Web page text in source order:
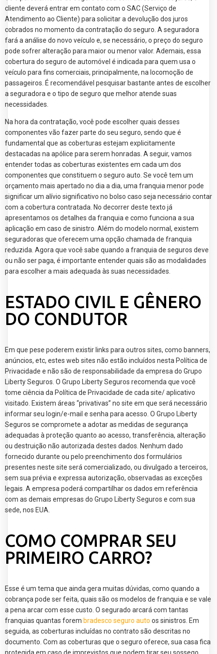
cliente deverá entrar em contato com o SAC (Serviço de
Atendimento ao Cliente) para solicitar a devolução dos juros
cobrados no momento da contratação do seguro. A seguradora
fará a análise do novo veículo e, se necessário, o preço do seguro
pode sofrer alteração para maior ou menor valor. Ademais, essa
cobertura do seguro de automóvel é indicada para quem usa o
veículo para fins comerciais, principalmente, na locomoção de
passageiros. É recomendável pesquisar bastante antes de escolher
a seguradora e o tipo de seguro que melhor atende suas
necessidades.
Na hora da contratação, você pode escolher quais desses
componentes vão fazer parte do seu seguro, sendo que é
fundamental que as coberturas estejam explicitamente
destacadas na apólice para serem honradas. A seguir, vamos
entender todas as coberturas existentes em cada um dos
componentes que constituem o seguro auto. Se você tem um
orçamento mais apertado no dia a dia, uma franquia menor pode
significar um alívio significativo no bolso caso seja necessário contar
com a cobertura contratada. No decorrer deste texto já
apresentamos os detalhes da franquia e como funciona a sua
aplicação em caso de sinistro. Além do modelo normal, existem
seguradoras que oferecem uma opção chamada de franquia
reduzida. Agora que você sabe quando a franquia de seguros deve
ou não ser paga, é importante entender quais são as modalidades
para escolher a mais adequada às suas necessidades.
ESTADO CIVIL E GÊNERO
DO CONDUTOR
Em que pese poderem existir links para outros sites, como banners,
anúncios, etc, estes web sites não estão incluídos nesta Política de
Privacidade e não são de responsabilidade da empresa do Grupo
Liberty Seguros. O Grupo Liberty Seguros recomenda que você
tome ciência da Política de Privacidade de cada site/ aplicativo
visitado. Existem áreas “privativas” no site em que será necessário
informar seu login/e-mail e senha para acesso. O Grupo Liberty
Seguros se compromete a adotar as medidas de segurança
adequadas à proteção quanto ao acesso, transferência, alteração
ou destruição não autorizada destes dados. Nenhum dado
fornecido durante ou pelo preenchimento dos formulários
presentes neste site será comercializado, ou divulgado a terceiros,
sem sua prévia e expressa autorização, observadas as exceções
legais. A empresa poderá compartilhar os dados em referência
com as demais empresas do Grupo Liberty Seguros e com sua
sede, nos EUA.
COMO COMPRAR SEU
PRIMEIRO CARRO?
Esse é um tema que ainda gera muitas dúvidas, como quando a
cobrança pode ser feita, quais são os modelos de franquia e se vale
a pena arcar com esse custo. O segurado arcará com tantas
franquias quantas forem bradesco seguro auto os sinistros. Em
seguida, as coberturas incluídas no contrato são descritas no
documento. Com as coberturas que o seguro oferece, sua casa fica